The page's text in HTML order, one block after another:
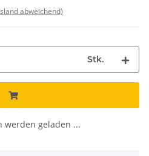
abweichend)
Stk.
werden geladen ...